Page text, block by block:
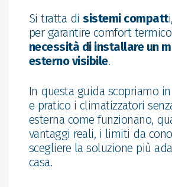
Si tratta disistemi compatt
per garantire comfort termico
necessità di installare un
esterno visibile.
In questa guida scopriamo
e pratico i climatizzatori
esterna come funzionano,
vantaggi reali, i limiti da
scegliere la soluzione più
casa.